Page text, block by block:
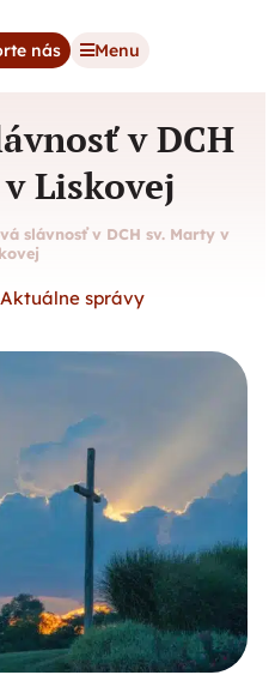
nás Menu
v DCH
Liskovej
slávnosť v DCH sv. Marty v
Aktuálne správy